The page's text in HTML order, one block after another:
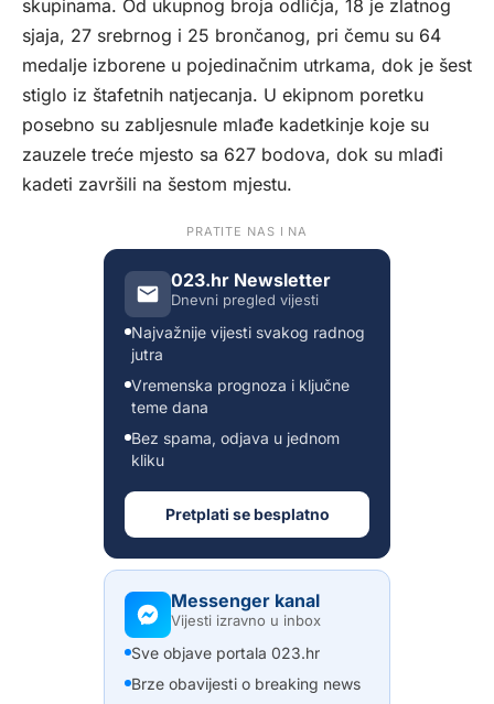
skupinama. Od ukupnog broja odličja, 18 je zlatnog
sjaja, 27 srebrnog i 25 brončanog, pri čemu su 64
medalje izborene u pojedinačnim utrkama, dok je šest
stiglo iz štafetnih natjecanja. U ekipnom poretku
posebno su zabljesnule mlađe kadetkinje koje su
zauzele treće mjesto sa 627 bodova, dok su mlađi
kadeti završili na šestom mjestu.
PRATITE NAS I NA
023.hr Newsletter
Dnevni pregled vijesti
Najvažnije vijesti svakog radnog
jutra
Vremenska prognoza i ključne
teme dana
Bez spama, odjava u jednom
kliku
Pretplati se besplatno
Messenger kanal
Vijesti izravno u inbox
Sve objave portala 023.hr
Brze obavijesti o breaking news